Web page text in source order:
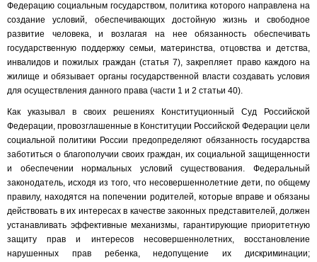
Федерацию социальным государством, политика которого направлена на
создание условий, обеспечивающих достойную жизнь и свободное
развитие человека, и возлагая на нее обязанность обеспечивать
государственную поддержку семьи, материнства, отцовства и детства,
инвалидов и пожилых граждан (статья 7), закрепляет право каждого на
жилище и обязывает органы государственной власти создавать условия
для осуществления данного права (части 1 и 2 статьи 40).
Как указывал в своих решениях Конституционный Суд Российской
Федерации, провозглашенные в Конституции Российской Федерации цели
социальной политики России предопределяют обязанность государства
заботиться о благополучии своих граждан, их социальной защищенности
и обеспечении нормальных условий существования. Федеральный
законодатель, исходя из того, что несовершеннолетние дети, по общему
правилу, находятся на попечении родителей, которые вправе и обязаны
действовать в их интересах в качестве законных представителей, должен
устанавливать эффективные механизмы, гарантирующие приоритетную
защиту прав и интересов несовершеннолетних, восстановление
нарушенных прав ребенка, недопущение их дискриминации;